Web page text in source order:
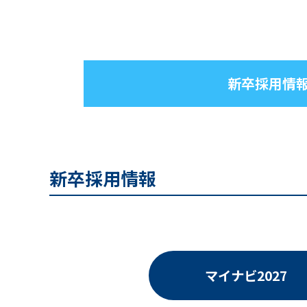
新卒採用情
新卒採用情報
マイナビ2027